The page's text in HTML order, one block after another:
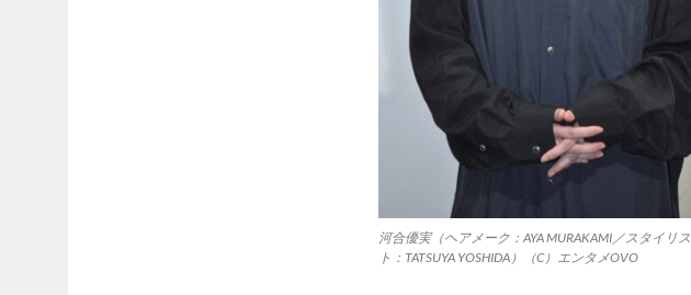
河合優実（ヘアメーク：AYA MURAKAMI／スタイリス
ト：TATSUYA YOSHIDA）（C）エンタメOVO